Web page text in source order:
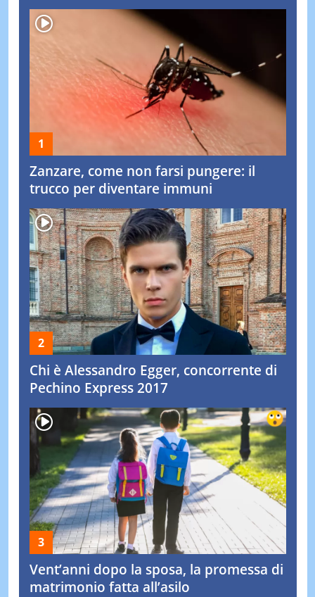
Zanzare, come non farsi pungere: il
trucco per diventare immuni
Chi è Alessandro Egger, concorrente di
Pechino Express 2017
Vent’anni dopo la sposa, la promessa di
matrimonio fatta all’asilo